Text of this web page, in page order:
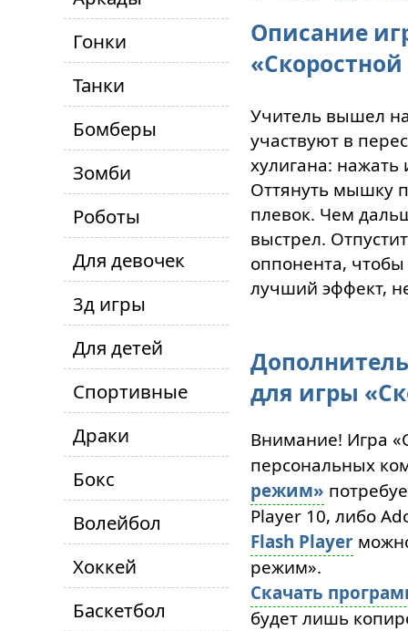
Гонки
Танки
Бомберы
Зомби
Роботы
Для девочек
3д игры
Для детей
Спортивные
Драки
Бокс
Волейбол
Хоккей
Баскетбол
Описание
Учитель вышел
участвуют в
хулигана:
Оттянуть мышку
плевок. Чем
выстрел.
оппонента,
лучший эффект,
для игры
Внимание! Игра
персональных
режим»
Player 10, либо
Flash Player
режим».
Скачать
будет лишь